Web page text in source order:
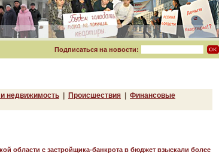
Подписаться на новости:
недвижимость Происшествия
Финансовые
области с застройщика-банкрота в бюджет взыскали более